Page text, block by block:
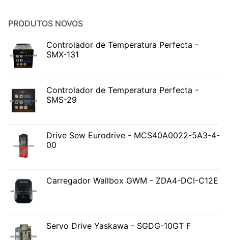
PRODUTOS NOVOS
Controlador de Temperatura Perfecta -
SMX-131
Controlador de Temperatura Perfecta -
SMS-29
Drive Sew Eurodrive - MCS40A0022-5A3-4-
00
Carregador Wallbox GWM - ZDA4-DCI-C12E
Servo Drive Yaskawa - SGDG-10GT F